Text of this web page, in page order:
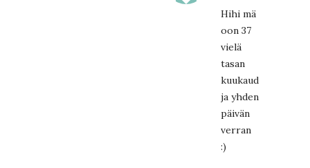
Hihi mä
oon 37
vielä
tasan
kuukauden
ja yhden
päivän
verran
:)